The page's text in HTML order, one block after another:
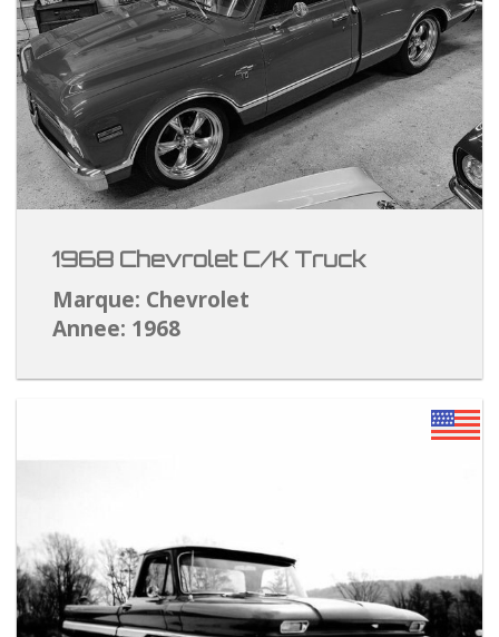
1968 Chevrolet C/K Truck
Marque: Chevrolet
Annee: 1968